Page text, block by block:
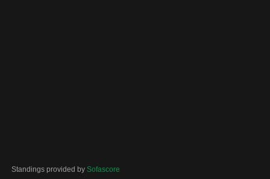
Standings provided by Sofascore